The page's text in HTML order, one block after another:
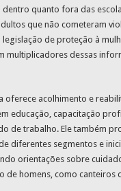
dentro quanto fora das
que não cometeram
de proteção à
multiplicadores dessas
oferece acolhimento e
educação, capacitação
de trabalho. Ele também
diferentes segmentos e
orientações sobre
de homens, como canteiros